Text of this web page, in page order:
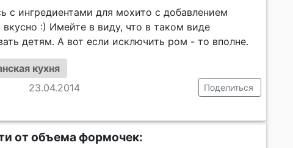
с ингредиентами для мохито с добавлением
:) Имейте в виду, что в таком виде
детям. А вот если исключить ром - то вполне.
кухня
23.04.2014 Поделиться
от объема формочек: